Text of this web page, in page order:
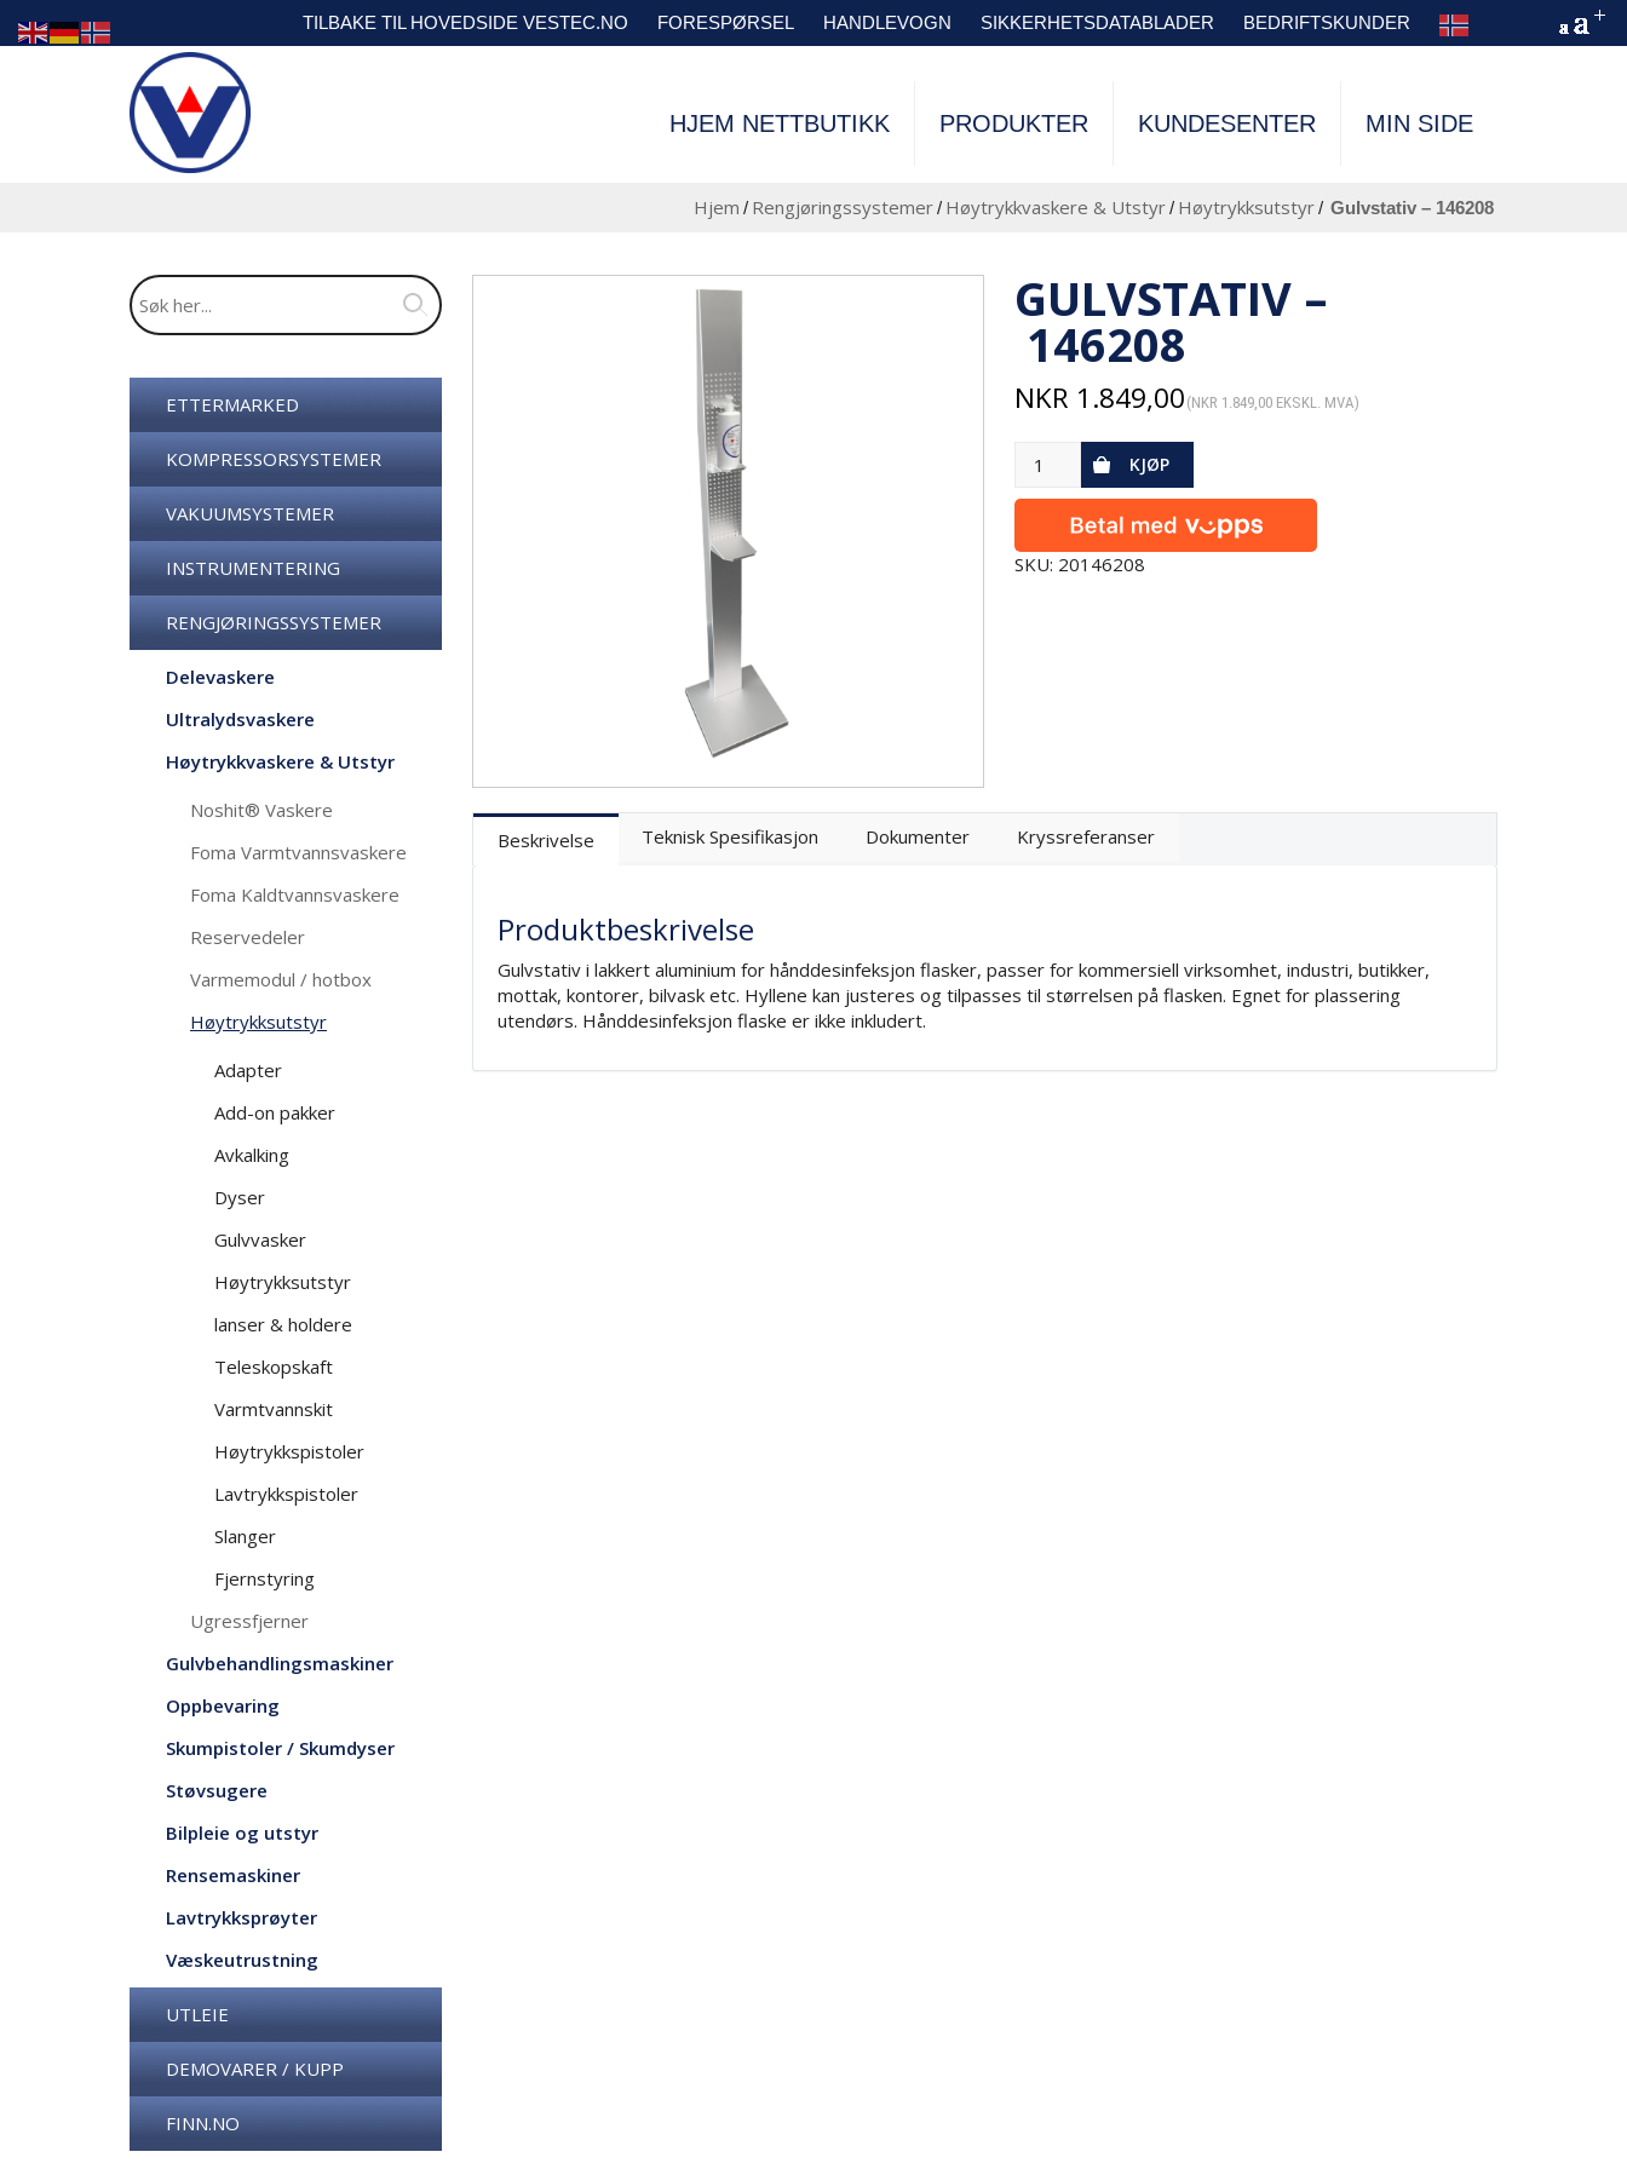
TILBAKE TIL HOVEDSIDE VESTEC.NO FORESPØRSEL HANDLEVOGN SIKKERHETSDATABLADER BEDRIFTSKUNDER
HJEM NETTBUTIKK PRODUKTER KUNDESENTER MIN SIDE
Hjem / Rengjøringssystemer/ Høytrykkvaskere & Utstyr/ Høytrykksutstyr/ gulvstativ – 146208
ETTERMARKED
KOMPRESSORSYSTEMER
VAKUUMSYSTEMER
INSTRUMENTERING
RENGJØRINGSSYSTEMER
Delevaskere
Ultralydsvaskere
Høytrykkvaskere & Utstyr
Noshit® Vaskere
Foma Varmtvannsvaskere
Foma Kaldtvannsvaskere
Reservedeler
Varmemodul / hotbox
Høytrykksutstyr
Adapter
Add-on pakker
Avkalking
Dyser
Gulvvasker
Høytrykksutstyr
lanser & holdere
Teleskopskaft
Varmtvannskit
Høytrykkspistoler
Lavtrykkspistoler
Slanger
Fjernstyring
Ugressfjerner
Gulvbehandlingsmaskiner
Oppbevaring
Skumpistoler / Skumdyser
Støvsugere
Bilpleie og utstyr
Rensemaskiner
Lavtrykksprøyter
Væskeutrustning
UTLEIE
DEMOVARER / KUPP
FINN.NO
GULVSTATIV –
146208
NKR 1.849,00 (NKR 1.849,00 EKSKL. MVA)
KJØP
SKU: 20146208
Beskrivelse Teknisk Spesifikasjon Dokumenter Kryssreferanser
Produktbeskrivelse
Gulvstativ i lakkert aluminium for hånddesinfeksjon flasker, passer for kommersiell virksomhet, industri, butikker,
mottak, kontorer, bilvask etc. Hyllene kan justeres og tilpasses til størrelsen på flasken. Egnet for plassering
utendørs. Hånddesinfeksjon flaske er ikke inkludert.